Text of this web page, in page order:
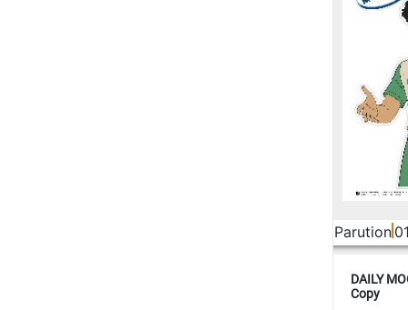
Parution
DAILY
Copy